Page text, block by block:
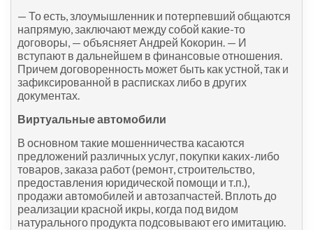
— То есть, злоумышленник и потерпевший общаются
напрямую, заключают между собой какие-то
договоры, — объясняет Андрей Кокорин. — И
вступают в дальнейшем в финансовые отношения.
Причем договоренность может быть как устной, так и
зафиксированной в расписках либо в других
документах.
Виртуальные автомобили
В основном такие мошенничества касаются
предложений различных услуг, покупки каких-либо
товаров, заказа работ (ремонт, строительство,
предоставления юридической помощи и т.п.),
продажи автомобилей и автозапчастей. Вплоть до
реализации красной икры, когда под видом
натурального продукта подсовывают его имитацию.